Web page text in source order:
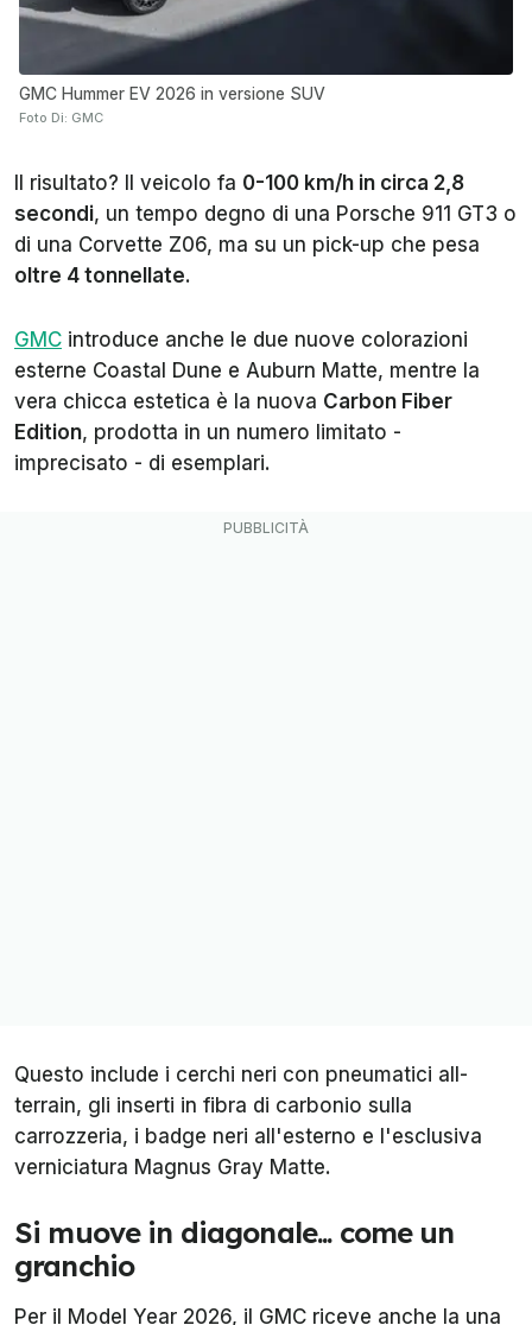
GMC Hummer EV 2026 in versione SUV
Foto Di: GMC
Il risultato? Il veicolo fa 0-100 km/h in circa 2,8
secondi, un tempo degno di una Porsche 911 GT3 o
di una Corvette Z06, ma su un pick-up che pesa
oltre 4 tonnellate.
GMC introduce anche le due nuove colorazioni
esterne Coastal Dune e Auburn Matte, mentre la
vera chicca estetica è la nuova Carbon Fiber
Edition, prodotta in un numero limitato -
imprecisato - di esemplari.
Questo include i cerchi neri con pneumatici all-
terrain, gli inserti in fibra di carbonio sulla
carrozzeria, i badge neri all'esterno e l'esclusiva
verniciatura Magnus Gray Matte.
Si muove in diagonale... come un
granchio
Per il Model Year 2026, il GMC riceve anche la una